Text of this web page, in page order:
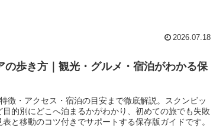
2026.07.18
の歩き方｜観光・グルメ・宿泊がわかる保
徴・アクセス・宿泊の目安まで徹底解説。スクンビッ
目的別にどこへ泊まるかがわかり、初めての旅でも失敗
と移動のコツ付きでサポートする保存版ガイドです。